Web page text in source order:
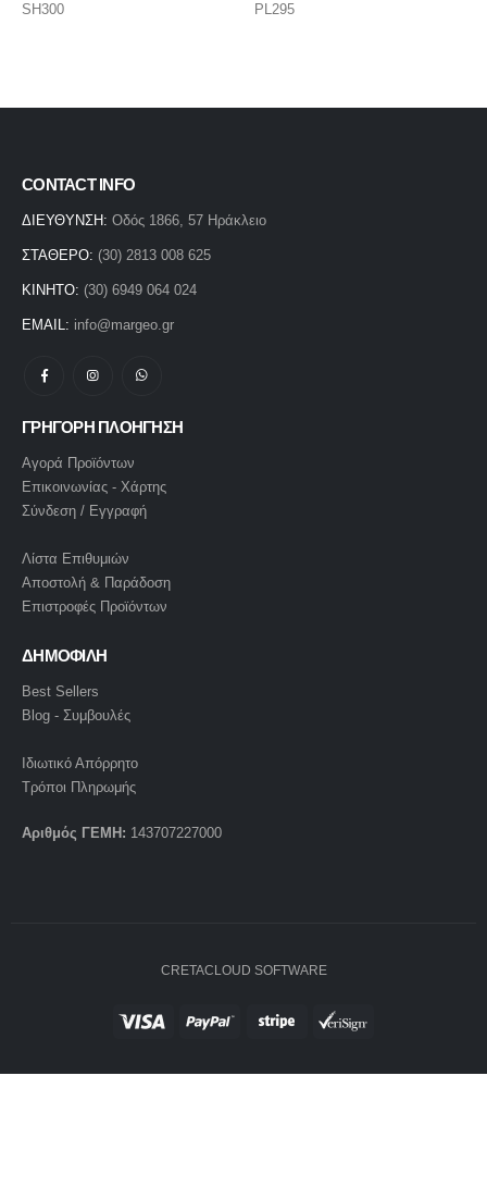
SH300 PL295
CONTACT INFO
ΔΙΕΥΘΥΝΣΗ: Οδός 1866, 57 Ηράκλειο
ΣΤΑΘΕΡΟ: (30) 2813 008 625
ΚΙΝΗΤΟ: (30) 6949 064 024
EMAIL: info@margeo.gr
ΓΡΗΓΟΡΗ ΠΛΟΗΓΗΣΗ
Αγορά Προϊόντων
Επικοινωνίας - Χάρτης
Σύνδεση / Εγγραφή
Λίστα Επιθυμιών
Αποστολή & Παράδοση
Επιστροφές Προϊόντων
ΔΗΜΟΦΙΛΗ
Best Sellers
Blog - Συμβουλές
Ιδιωτικό Απόρρητο
Τρόποι Πληρωμής
Αριθμός ΓΕΜΗ: 143707227000
CRETACLOUD SOFTWARE